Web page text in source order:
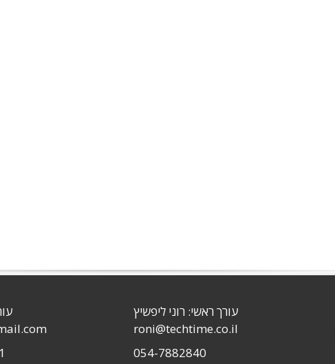
עורך ראשי: רוני ליפשיץ
roni@techtime.co.il
054-7882840